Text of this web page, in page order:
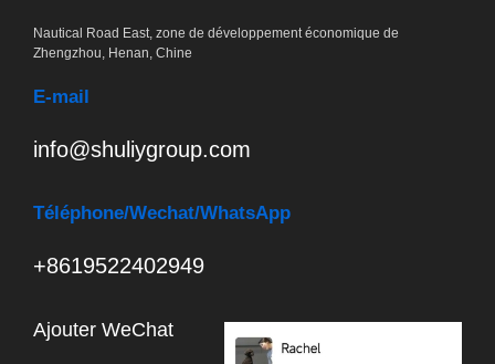
Nautical Road East, zone de développement économique de
Zhengzhou, Henan, Chine
E-mail
info@shuliygroup.com
Téléphone/Wechat/WhatsApp
+8619522402949
Ajouter WeChat